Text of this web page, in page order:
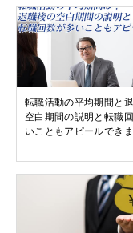
転職活動の平均期間と
空白期間の説明と転職
いこともアピールでき